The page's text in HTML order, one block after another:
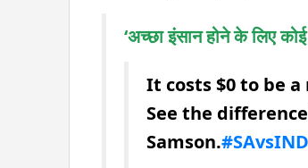
‘अच्छा इंसान होने के लिए
It costs $0 to be
See the
Samson.#SAvsIND